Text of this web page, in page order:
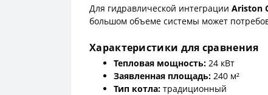
Для гидравлической интеграции Ariston
большом объеме системы может
Характеристики для сравнения
Тепловая мощность: 24 кВт
Заявленная площадь: 240 м²
Тип котла: традиционный